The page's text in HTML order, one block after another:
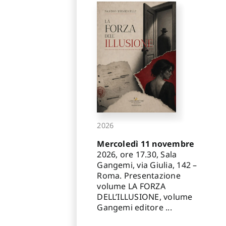
2026
Mercoledì 11 novembre
2026, ore 17.30, Sala
Gangemi, via Giulia, 142 –
Roma. Presentazione
volume LA FORZA
DELL’ILLUSIONE, volume
Gangemi editore ...